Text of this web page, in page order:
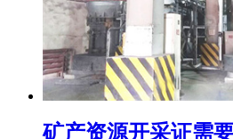
矿产资源开采证需